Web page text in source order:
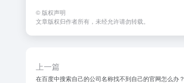
© 版权声明
文章版权归作者所有，未经允许请勿转载。
上一篇
在百度中搜索自己的公司名称找不到自己的官网怎么办？